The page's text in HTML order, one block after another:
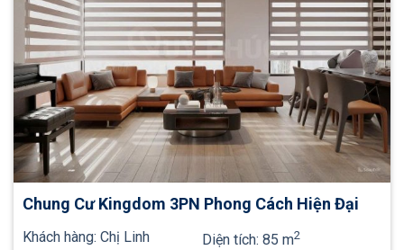
Chung Cư Kingdom 3PN Phong Cách Hiện Đại
Khách hàng: Chị Linh Diện tích: 85 m2